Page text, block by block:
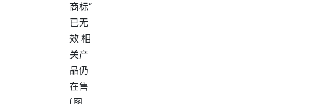
商标”
已无
效 相
关产
品仍
在售